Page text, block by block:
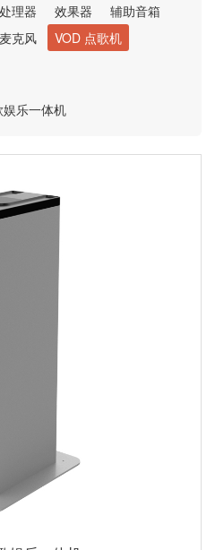
理器 效果器
辅助音箱
克风
VOD 点歌机
娱乐一体机